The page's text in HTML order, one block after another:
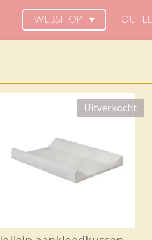
WEBSHOP
Uitverkocht